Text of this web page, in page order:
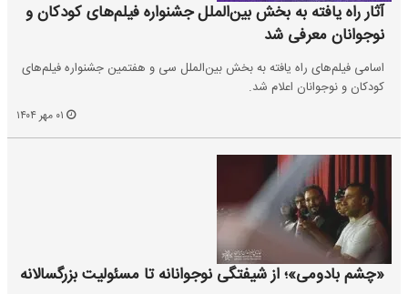
آثار راه یافته به بخش بین‌الملل جشنواره فیلم‌های کودکان و
نوجوانان معرفی شد
اسامی فیلم‌های راه یافته به بخش بین‌الملل سی و هفتمین جشنواره فیلم‌های
کودکان و نوجوانان اعلام شد.
«چشم بادومی»؛ از شیفتگی نوجوانانه تا مسئولیت بزرگسالانه